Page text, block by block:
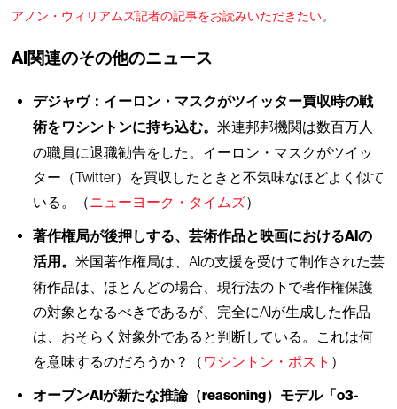
アノン・ウィリアムズ記者の記事をお読みいただきたい。
AI関連のその他のニュース
デジャヴ：イーロン・マスクがツイッター買収時の戦
術をワシントンに持ち込む。米連邦邦機関は数百万人
の職員に退職勧告をした。イーロン・マスクがツイッ
ター（Twitter）を買収したときと不気味なほどよく似て
いる。（ニューヨーク・タイムズ）
著作権局が後押しする、芸術作品と映画におけるAIの
活用。米国著作権局は、AIの支援を受けて制作された芸
術作品は、ほとんどの場合、現行法の下で著作権保護
の対象となるべきであるが、完全にAIが生成した作品
は、おそらく対象外であると判断している。これは何
を意味するのだろうか？（ ワシントン・ポスト ）
オープンAIが新たな推論（reasoning）モデル「o3-